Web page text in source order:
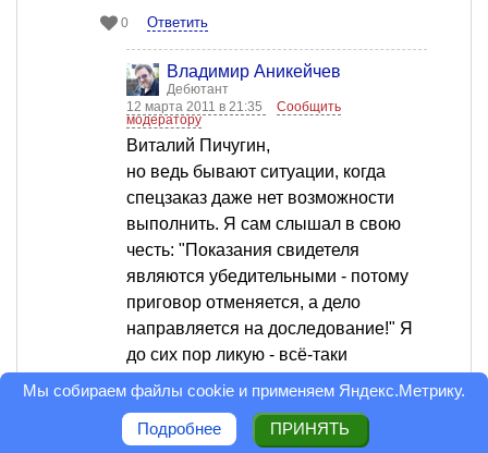
0 Ответить
Владимир Аникейчев
Дебютант
12 марта 2011 в 21:35
Сообщить
модератору
Виталий Пичугин,
но ведь бывают ситуации, когда
спецзаказ даже нет возможности
выполнить. Я сам слышал в свою
честь: "Показания свидетеля
являются убедительными - потому
приговор отменяется, а дело
направляется на доследование!" Я
до сих пор ликую - всё-таки
Верховный суд...
Оценка статьи: 5
Мы собираем файлы cookie и применяем Яндекс.Метрику.
Подробнее ПРИНЯТЬ